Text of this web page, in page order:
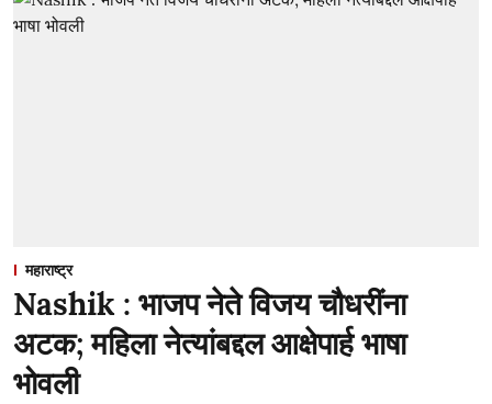
महाराष्ट्र
Nashik : भाजप नेते विजय चौधरींना
अटक; महिला नेत्यांबद्दल आक्षेपार्ह भाषा
भोवली